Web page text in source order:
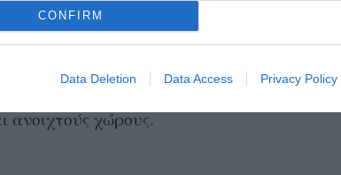
CONFIRM
Data Deletion Data Access Privacy Policy
Θεσσαλονίκης θα πραγματοποιηθεί από
δράσεις της και σε εξωτερικούς
θα προβληθεί και σε άλλες πόλεις,
ανοιχτούς χώρους.